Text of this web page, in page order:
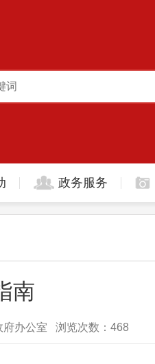
政务服务
南
办公室 浏览次数： 468